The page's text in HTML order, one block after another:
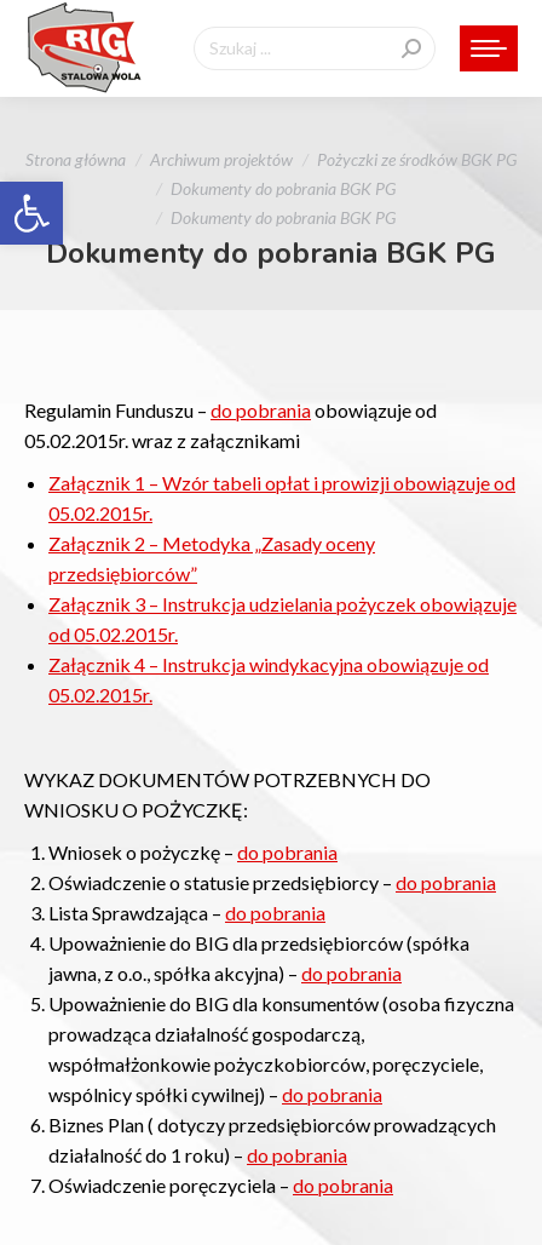
Otwórz pasek narzędzi
Szukaj:
Jesteś tutaj:
Strona główna Archiwum projektów
Pożyczki ze środków BGK PG
Dokumenty do pobrania BGK PG
Dokumenty do pobrania BGK PG
Dokumenty do pobrania BGK PG
Regulamin Funduszu – do pobraniaobowiązuje od
05.02.2015r. wraz z załącznikami
Załącznik 1 – Wzór tabeli opłat i prowizji obowiązuje od
05.02.2015r.
Załącznik 2 – Metodyka „Zasady oceny
przedsiębiorców”
Załącznik 3 – Instrukcja udzielania pożyczek obowiązuje
od 05.02.2015r.
Załącznik 4 – Instrukcja windykacyjna obowiązuje od
05.02.2015r.
WYKAZ DOKUMENTÓW POTRZEBNYCH DO
WNIOSKU O POŻYCZKĘ:
Wniosek o pożyczkę – do pobrania
Oświadczenie o statusie przedsiębiorcy – do pobrania
Lista Sprawdzająca – do pobrania
Upoważnienie do BIG dla przedsiębiorców (spółka
jawna, z o.o., spółka akcyjna) – do pobrania
Upoważnienie do BIG dla konsumentów (osoba fizyczna
prowadząca działalność gospodarczą,
współmałżonkowie pożyczkobiorców, poręczyciele,
wspólnicy spółki cywilnej) – do pobrania
Biznes Plan ( dotyczy przedsiębiorców prowadzących
działalność do 1 roku) – do pobrania
Oświadczenie poręczyciela – do pobrania